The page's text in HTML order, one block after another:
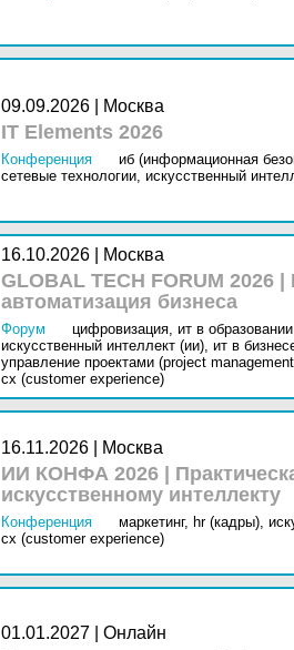
09.09.2026 | Москва
IT Elements 2026
Конференция
иб (информационная
сетевые технологии, искусственный
16.10.2026 | Москва
GLOBAL TECH FORUM
автоматизация бизнеса
Форум цифровизация, ит в
искусственный интеллект (ии), ит в
управление проектами (project
cx (customer experience)
16.11.2026 | Москва
ИИ КОНФА 2026 |
искусственному интеллекту
Конференция маркетинг, hr (кадры),
cx (customer experience)
01.01.2027 | Онлайн